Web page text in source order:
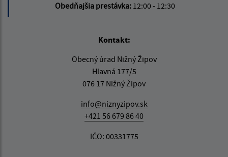
Obedňajšia prestávka: 12:00 - 12:30
Kontakt:
Obecný úrad Nižný Žipov
Hlavná 177/5
076 17 Nižný Žipov
info@niznyzipov.sk
+421 56 679 86 40
IČO: 00331775